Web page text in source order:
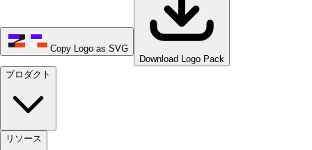
Copy Logo as SVG
Download Logo Pack
プロダクト
リソース